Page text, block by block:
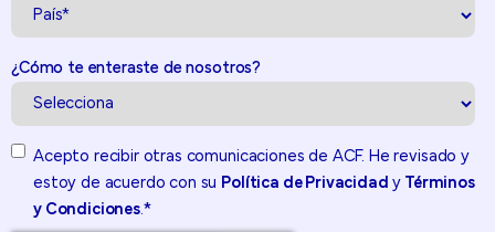
¿Cómo te enteraste de nosotros?
Acepto recibir otras comunicaciones de ACF. He revisado y
estoy de acuerdo con su Política de Privacidad y
Términos
y Condiciones.*